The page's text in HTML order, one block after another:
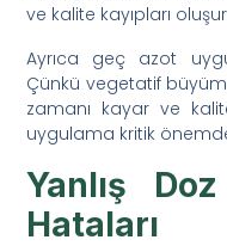
ve kalite kayıpları
Ayrıca geç azot
Çünkü vegetatif
zamanı kayar ve
uygulama kritik
Yanlış
Hataları